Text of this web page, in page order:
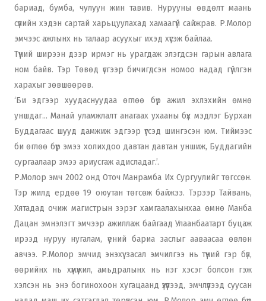
бариад, бумба, чулуун жин тавив. Нурууны өвдөлт маань
сүүлийн хэдэн сартай харьцуулахад хамаагүй сайжрав. Р.Молор
эмчээс ажлынх нь талаар асуухыг ихэд хүсэж байлаа.
Түүний ширээн дээр ирмэг нь урагдаж элэгдсэн гарын авлага
ном байв. Тэр Төвөд үсгээр бичигдсэн номоо надад гүйлгэн
харахыг зөвшөөрөв.
‘Би эдгээр хуудаснуудаа өглөө бүр ажил эхлэхийн өмнө
уншдаг… Манай уламжлалт анагаах ухааны бүх мэдлэг Бурхан
Буддагаас шууд дамжиж эдгээр үгсэд шингэсэн юм. Тиймээс
би өглөө бүр эмээ холихдоо давтан давтан уншиж, Буддагийн
сургаалаар эмээ ариусгаж адисладаг.’.
Р.Молор эмч 2002 онд Оточ Манрамба Их Сургуулийг төгссөн.
Тэр жилд ердөө 19 оюутан төгсөж байжээ. Тэрээр Тайвань,
Хятадад очиж магистрын зэрэг хамгаалахынхаа өмнө Манба
Дацан эмнэлэгт эмчээр ажиллаж байгаад Улаанбаатарт буцаж
ирээд нуруу нугалам, үений бариа заслыг ааваасаа өвлөн
авчээ. Р.Молор эмчид энэхүү засал эмчилгээ нь түүний гэр бүл,
өөрийнх нь хүмүүжил, амьдралынх нь нэг хэсэг болсон гэж
хэлсэн нь энэ богинохоон хугацаанд үзүүлээд, эмчлүүлээд суусан